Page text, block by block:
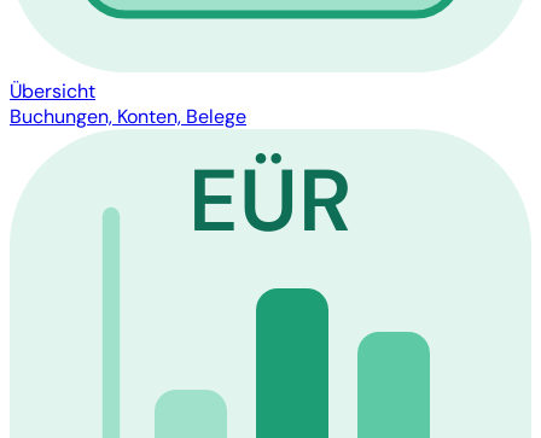
Übersicht
Buchungen, Konten, Belege
EÜR